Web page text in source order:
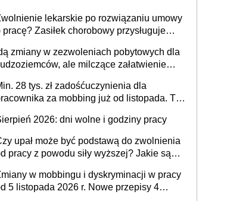
lekarskie po rozwiązaniu umowy
pracę? Zasiłek chorobowy przysługuje
od ustania stosunku pracy
zmiany w zezwoleniach pobytowych dla
ale milczące załatwienie
28 tys. zł zadośćuczynienia dla
za mobbing już od listopada. To
2026: dni wolne i godziny pracy
upał może być podstawą do zwolnienia
pracy z powodu siły wyższej? Jakie są
w mobbingu i dyskryminacji w pracy
5 listopada 2026 r. Nowe przepisy 4